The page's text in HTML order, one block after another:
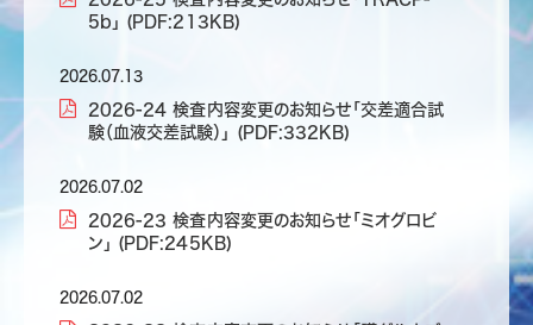
5b」 (PDF:213KB)
2026.07.13
2026-24 検査内容変更のお知らせ「交差適合試
験（血液交差試験）」 (PDF:332KB)
2026.07.02
2026-23 検査内容変更のお知らせ「ミオグロビ
ン」 (PDF:245KB)
2026.07.02